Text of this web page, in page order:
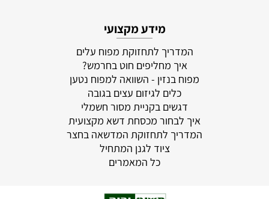
מידע מקצועי
המדריך לתחזוקת מפוח עלים
איך מחליפים חוט בחרמש?
מפוח בנזין - השוואה למפוח נטען
כלים לגיזום עצים בגובה
דגשים בקניית מסור חשמלי
איך לבחור מכסחת דשא מקצועית
המדריך לתחזוקת המדשאה בחצר
ציוד לגנן המתחיל
כל המאמרים